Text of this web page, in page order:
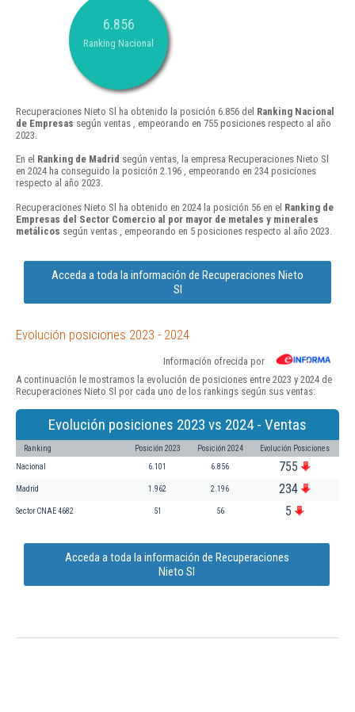
6.856
Ranking Nacional
Recuperaciones Nieto Sl ha obtenido la posición 6.856 del Ranking Nacional
de Empresas según ventas , empeorando en 755 posiciones respecto al año
2023.
En el Ranking de Madrid según ventas, la empresa Recuperaciones Nieto Sl
en 2024 ha conseguido la posición 2.196 , empeorando en 234 posiciones
respecto al año 2023.
Recuperaciones Nieto Sl ha obtenido en 2024 la posición 56 en el Ranking de
Empresas del Sector Comercio al por mayor de metales y minerales
metálicos según ventas , empeorando en 5 posiciones respecto al año 2023.
Acceda a toda la información de Recuperaciones Nieto
Sl
Evolución posiciones 2023 - 2024
Información ofrecida por
A continuación le mostramos la evolución de posiciones entre 2023 y 2024 de
Recuperaciones Nieto Sl por cada uno de los rankings según sus ventas:
Evolución posiciones 2023 vs 2024 - Ventas
Ranking Posición 2023 Posición 2024 Evolución Posiciones
Nacional 6.101 6.856 755
Madrid 1.962 2.196 234
Sector CNAE 4682 51 56 5
Acceda a toda la información de Recuperaciones
Nieto Sl